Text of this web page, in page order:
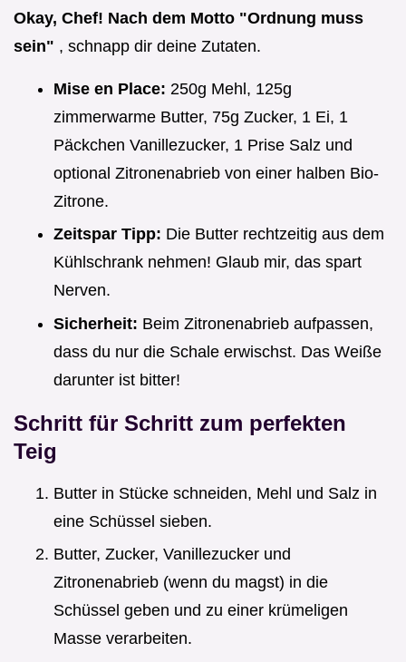
Okay, Chef! Nach dem Motto "Ordnung muss
sein" , schnapp dir deine Zutaten.
Mise en Place: 250g Mehl, 125g
zimmerwarme Butter, 75g Zucker, 1 Ei, 1
Päckchen Vanillezucker, 1 Prise Salz und
optional Zitronenabrieb von einer halben Bio-
Zitrone.
Zeitspar Tipp: Die Butter rechtzeitig aus dem
Kühlschrank nehmen! Glaub mir, das spart
Nerven.
Sicherheit: Beim Zitronenabrieb aufpassen,
dass du nur die Schale erwischst. Das Weiße
darunter ist bitter!
Schritt für Schritt zum perfekten
Teig
Butter in Stücke schneiden, Mehl und Salz in
eine Schüssel sieben.
Butter, Zucker, Vanillezucker und
Zitronenabrieb (wenn du magst) in die
Schüssel geben und zu einer krümeligen
Masse verarbeiten.